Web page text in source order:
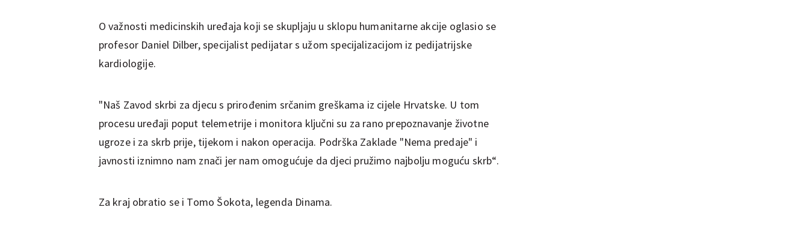
O važnosti medicinskih uređaja koji se skupljaju u sklopu humanitarne akcije oglasio se
profesor Daniel Dilber, specijalist pedijatar s užom specijalizacijom iz pedijatrijske
kardiologije.
"Naš Zavod skrbi za djecu s prirođenim srčanim greškama iz cijele Hrvatske. U tom
procesu uređaji poput telemetrije i monitora ključni su za rano prepoznavanje životne
ugroze i za skrb prije, tijekom i nakon operacija. Podrška Zaklade "Nema predaje" i
javnosti iznimno nam znači jer nam omogućuje da djeci pružimo najbolju moguću skrb“.
Za kraj obratio se i Tomo Šokota, legenda Dinama.